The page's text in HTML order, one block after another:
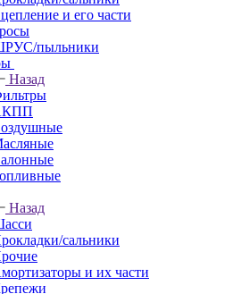
и его части
пыльники
Назад
Назад
сальники
и их части